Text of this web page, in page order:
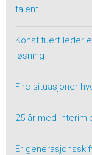
talent
Konstituert leder
løsning
Fire situasjoner
25 år med
Er